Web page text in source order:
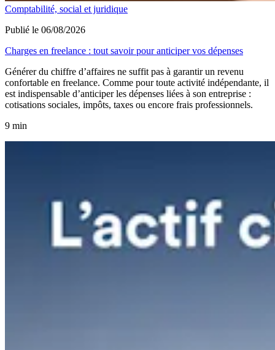
Comptabilité, social et juridique
Publié le 06/08/2026
Charges en freelance : tout savoir pour anticiper vos dépenses
Générer du chiffre d’affaires ne suffit pas à garantir un revenu
confortable en freelance. Comme pour toute activité indépendante, il
est indispensable d’anticiper les dépenses liées à son entreprise :
cotisations sociales, impôts, taxes ou encore frais professionnels.
9 min